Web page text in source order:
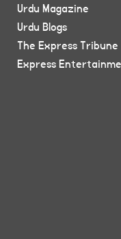
Urdu Magazine
Urdu Blogs
The Express Tribune
Express